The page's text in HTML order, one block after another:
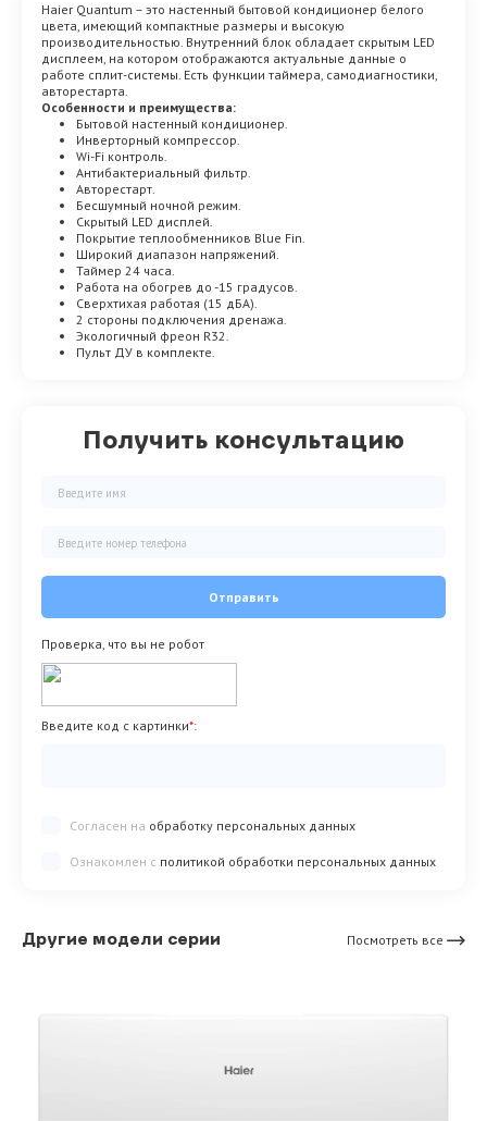
Получить консультацию
Отправить
Проверка, что вы не робот
Введите код с картинки*:
Согласен на обработку персональных данных
Ознакомлен с политикой обработки персональных данных
Haier Quantum – это настенный бытовой кондиционер белого
цвета, имеющий компактные размеры и высокую
производительностью. Внутренний блок обладает скрытым LED
дисплеем, на котором отображаются актуальные данные о
работе сплит-системы. Есть функции таймера, самодиагностики,
авторестарта.
Особенности и преимущества:
Бытовой настенный кондиционер.
Инверторный компрессор.
Wi-Fi контроль.
Антибактериальный фильтр.
Авторестарт.
Бесшумный ночной режим.
Скрытый LED дисплей.
Покрытие теплообменников Blue Fin.
Широкий диапазон напряжений.
Таймер 24 часа.
Работа на обогрев до -15 градусов.
Сверхтихая работая (15 дБА).
2 стороны подключения дренажа.
Экологичный фреон R32.
Пульт ДУ в комплекте.
Другие модели серии Посмотреть все